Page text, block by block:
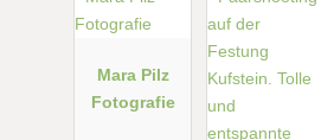
Mara Pilz
Fotografie